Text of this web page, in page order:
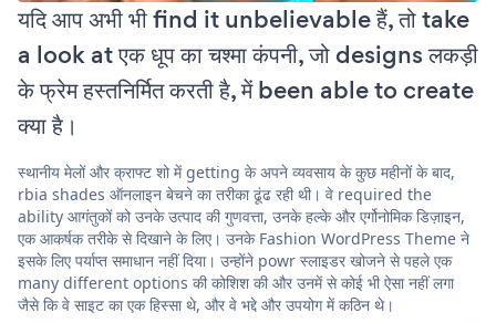
यदि आप अभी भी find it unbelievable हैं, तो take
a look at एक धूप का चश्मा कंपनी, जो designs लकड़ी
के फ्रेम हस्तनिर्मित करती है, में been able to create
क्या है।
स्थानीय मेलों और क्राफ्ट शो में getting के अपने व्यवसाय के कुछ महीनों के बाद,
rbia shades ऑनलाइन बेचने का तरीका ढूंढ रही थी। वे required the
ability आगंतुकों को उनके उत्पाद की गुणवत्ता, उनके हल्के और एर्गोनोमिक डिज़ाइन,
एक आकर्षक तरीके से दिखाने के लिए। उनके Fashion WordPress Theme ने
इसके लिए पर्याप्त समाधान नहीं दिया। उन्होंने powr स्लाइडर खोजने से पहले एक
many different options की कोशिश की और उनमें से कोई भी ऐसा नहीं लगा
जैसे कि वे साइट का एक हिस्सा थे, और वे भद्दे और उपयोग में कठिन थे।